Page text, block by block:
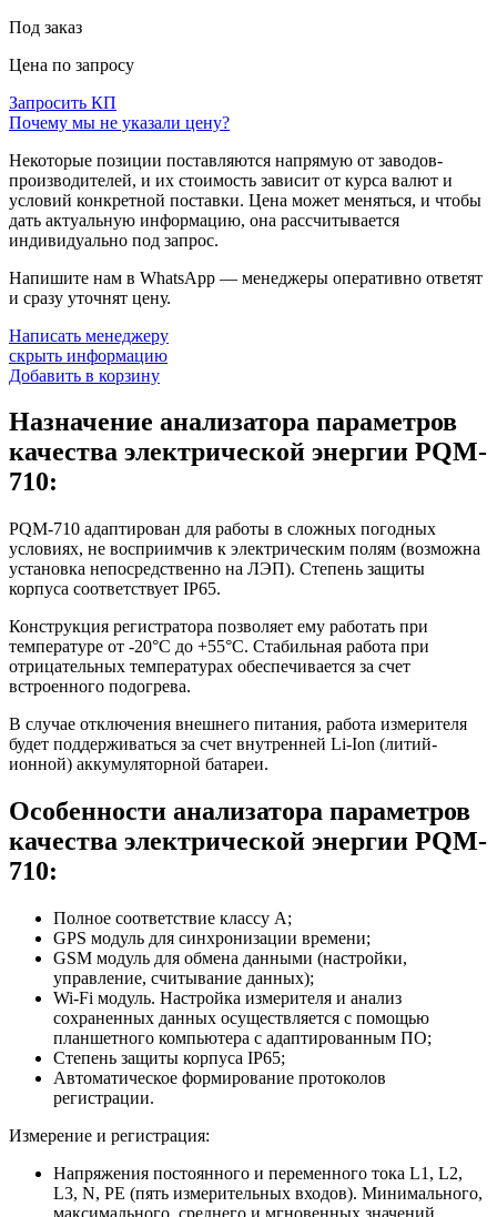
Под заказ
Цена по запросу
Запросить КП
Почему мы не указали цену?
Некоторые позиции поставляются напрямую от заводов-
производителей, и их стоимость зависит от курса валют и
условий конкретной поставки. Цена может меняться, и чтобы
дать актуальную информацию, она рассчитывается
индивидуально под запрос.
Напишите нам в WhatsApp — менеджеры оперативно ответят
и сразу уточнят цену.
Написать менеджеру
скрыть информацию
Добавить в корзину
Назначение анализатора параметров
качества электрической энергии PQM-
710:
PQM-710 адаптирован для работы в сложных погодных
условиях, не восприимчив к электрическим полям (возможна
установка непосредственно на ЛЭП). Степень защиты
корпуса соответствует IP65.
Конструкция регистратора позволяет ему работать при
температуре от -20°С до +55°C. Стабильная работа при
отрицательных температурах обеспечивается за счет
встроенного подогрева.
В случае отключения внешнего питания, работа измерителя
будет поддерживаться за счет внутренней Li-Ion (литий-
ионной) аккумуляторной батареи.
Особенности анализатора параметров
качества электрической энергии PQM-
710:
Полное соответствие классу А;
GPS модуль для синхронизации времени;
GSM модуль для обмена данными (настройки,
управление, считывание данных);
Wi-Fi модуль. Настройка измерителя и анализ
сохраненных данных осуществляется с помощью
планшетного компьютера с адаптированным ПО;
Степень защиты корпуса IP65;
Автоматическое формирование протоколов
регистрации.
Измерение и регистрация:
Напряжения постоянного и переменного тока L1, L2,
L3, N, PE (пять измерительных входов). Минимального,